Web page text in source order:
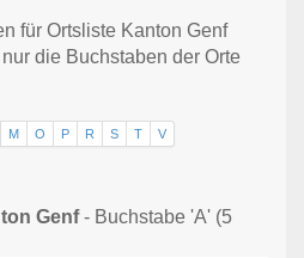
für Ortsliste Kanton Genf
die Buchstaben der Orte
M O P R S T V
Genf- Buchstabe 'A' (5